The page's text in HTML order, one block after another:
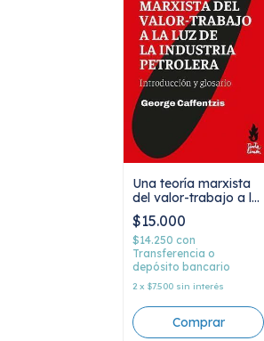
Una teoría marxista
del valor-trabajo a la
luz de la industria
petrolera:
Introducción y
glosario, George
Caffentzis
$15.000
$14.250 con
Transferencia o
depósito bancario
2 x $7.500 sin interés